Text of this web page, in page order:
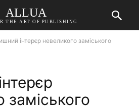
ALLUA
THE ART OF PUBLISHING
інтерєр невеликого заміського
заміського